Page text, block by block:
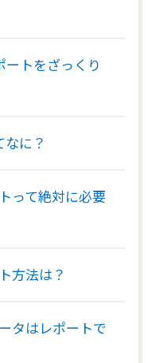
ートをざっくり
に？
って絶対に必要
方法は？
タはレポートで